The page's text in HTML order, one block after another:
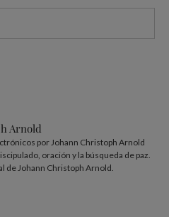
Arnold
por Johann Christoph Arnold
oración y la búsqueda de paz.
de Johann Christoph Arnold.